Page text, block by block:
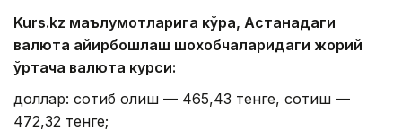
Kurs.kz маълумотларига кўра, Астанадаги
валюта айирбошлаш шохобчаларидаги жорий
ўртача валюта курси:
доллар: сотиб олиш — 465,43 тенге, сотиш —
472,32 тенге;